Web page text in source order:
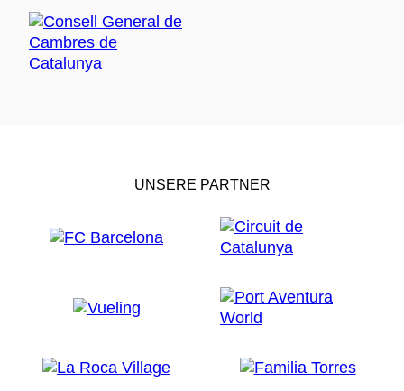
UNSERE PARTNER